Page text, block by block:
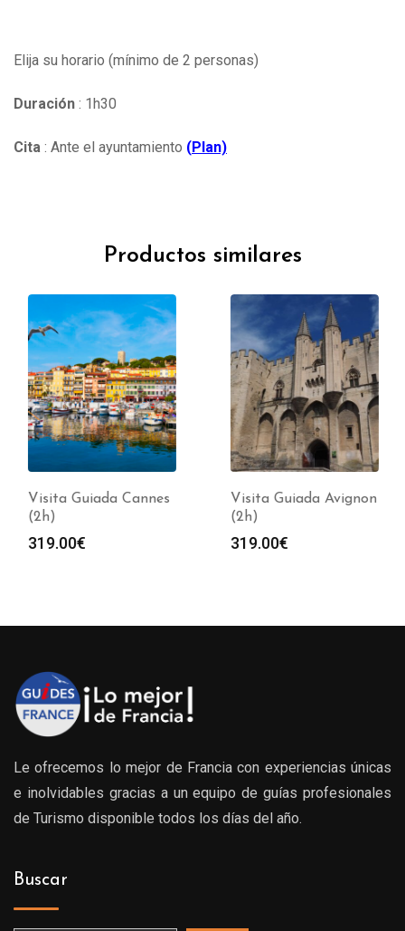
Elija su horario (mínimo de 2 personas)
Duración : 1h30
Cita : Ante el ayuntamiento (Plan)
Productos similares
Visita Guiada Cannes
(2h)
319.00€
Visita Guiada Avignon
(2h)
319.00€
Le ofrecemos lo mejor de Francia con experiencias únicas
e inolvidables gracias a un equipo de guías profesionales
de Turismo disponible todos los días del año.
Buscar